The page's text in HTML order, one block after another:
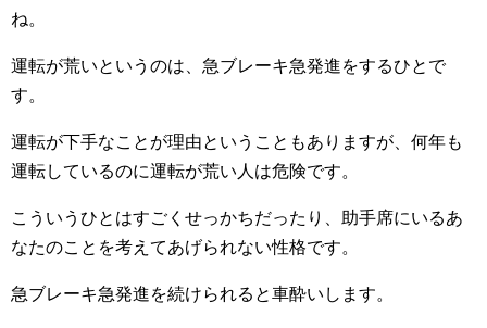
ね。
運転が荒いというのは、急ブレーキ急発進をするひとで
す。
運転が下手なことが理由ということもありますが、何年も
運転しているのに運転が荒い人は危険です。
こういうひとはすごくせっかちだったり、助手席にいるあ
なたのことを考えてあげられない性格です。
急ブレーキ急発進を続けられると車酔いします。